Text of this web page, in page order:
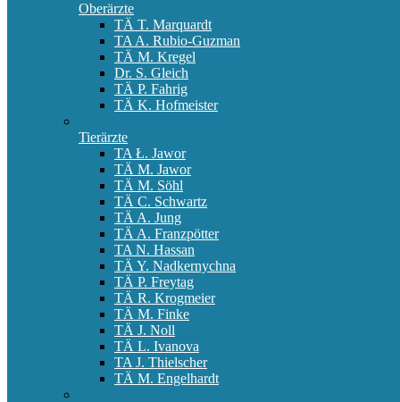
Oberärzte
TÄ T. Marquardt
TA A. Rubio-Guzman
TÄ M. Kregel
Dr. S. Gleich
TÄ P. Fahrig
TÄ K. Hofmeister
Tierärzte
TA Ł. Jawor
TÄ M. Jawor
TÄ M. Söhl
TÄ C. Schwartz
TÄ A. Jung
TÄ A. Franzpötter
TA N. Hassan
TÄ Y. Nadkernychna
TÄ P. Freytag
TÄ R. Krogmeier
TÄ M. Finke
TÄ J. Noll
TÄ L. Ivanova
TA J. Thielscher
TÄ M. Engelhardt